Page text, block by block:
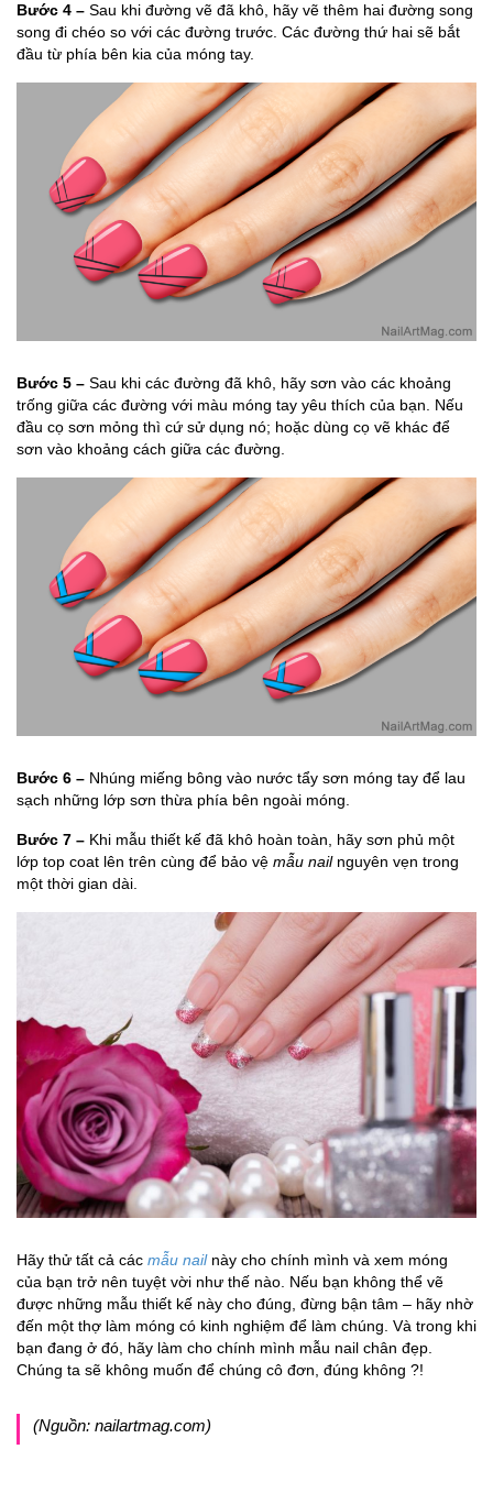
Bước 4 – Sau khi đường vẽ đã khô, hãy vẽ thêm hai đường song
song đi chéo so với các đường trước. Các đường thứ hai sẽ bắt
đầu từ phía bên kia của móng tay.
Bước 5 – Sau khi các đường đã khô, hãy sơn vào các khoảng
trống giữa các đường với màu móng tay yêu thích của bạn. Nếu
đầu cọ sơn mỏng thì cứ sử dụng nó; hoặc dùng cọ vẽ khác để
sơn vào khoảng cách giữa các đường.
Bước 6 – Nhúng miếng bông vào nước tẩy sơn móng tay để lau
sạch những lớp sơn thừa phía bên ngoài móng.
Bước 7 – Khi mẫu thiết kế đã khô hoàn toàn, hãy sơn phủ một
lớp top coat lên trên cùng để bảo vệ mẫu nailnguyên vẹn trong
một thời gian dài.
Hãy thử tất cả các mẫu nailnày cho chính mình và xem móng
của bạn trở nên tuyệt vời như thế nào. Nếu bạn không thể vẽ
được những mẫu thiết kế này cho đúng, đừng bận tâm – hãy nhờ
đến một thợ làm móng có kinh nghiệm để làm chúng. Và trong khi
bạn đang ở đó, hãy làm cho chính mình mẫu nail chân đẹp.
Chúng ta sẽ không muốn để chúng cô đơn, đúng không ?!
(Nguồn: nailartmag.com)